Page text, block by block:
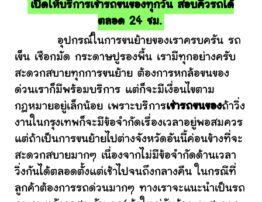
เปิดให้บริการเช่ารถขนของทุกวัน สอบคิวรถได้
ตลอด 24 ชม.
อุปกรณ์ในการขนย้ายของเราครบครัน รถ
เข็น เชือกมัด กระดาษปูรองพื้น เรามีทุกอย่างครับ
สะดวกสบายทุกการขนย้าย ต้องการหกล้อขนของ
ด่วนเราก็มีพร้อมบริการ แต่ก็จะมีเงื่อนไขตาม
กฎหมายอยู่เล็กน้อย เพราะบริการเช่ารถขนของถ้าวิ่ง
งานในกรุงเทพก็จะมีข้อจำกัดเรื่องเวลาอยู่พอสมควร
แต่ถ้าเป็นการขนย้ายไปต่างจังหวัดอันนี้ค่อนข้างที่จะ
สะดวกสบายมากๆ เนื่องจากไม่มีข้อจำกัดด้านเวลา
วิ่งกันได้ตลอดตั้งแต่เช้าไปจนถึงกลางคืน ในกรณีที่
ลูกค้าต้องการรถด่วนมากๆ ทางเราจะแนะนำเป็นรถ